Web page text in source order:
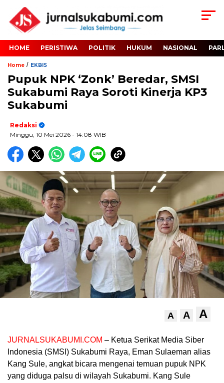
HOME PERISTIWA POLITIK HUKUM NASIONAL
Home / EKBIS
Pupuk NPK ‘Zonk’ Beredar, SMSI
Sukabumi Raya Soroti Kinerja KP3
Sukabumi
Redaksi
Minggu, 10 Mei 2026 - 14:08 WIB
A A A
JURNALSUKABUMI.COM – Ketua Serikat Media Siber
Indonesia (SMSI) Sukabumi Raya, Eman Sulaeman alias
Kang Sule, angkat bicara mengenai temuan pupuk NPK
yang diduga palsu di wilayah Sukabumi. Kang Sule